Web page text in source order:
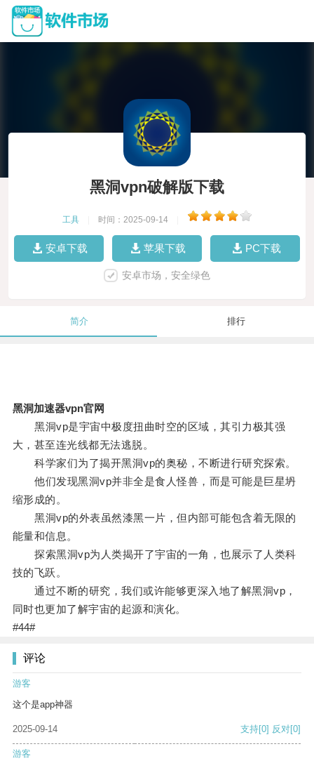
黑洞vpn破解版下载
工具 时间：2025-09-14
安卓下载 苹果下载 PC下载
安卓市场，安全绿色
简介 排行
黑洞加速器vpn官网
黑洞vp是宇宙中极度扭曲时空的区域，其引力极其强
大，甚至连光线都无法逃脱。
科学家们为了揭开黑洞vp的奥秘，不断进行研究探索。
他们发现黑洞vp并非全是食人怪兽，而是可能是巨星坍
缩形成的。
黑洞vp的外表虽然漆黑一片，但内部可能包含着无限的
能量和信息。
探索黑洞vp为人类揭开了宇宙的一角，也展示了人类科
技的飞跃。
通过不断的研究，我们或许能够更深入地了解黑洞vp，
同时也更加了解宇宙的起源和演化。
#44#
评论
游客
这个是app神器
2025-09-14 支持[0] 反对[0]
游客